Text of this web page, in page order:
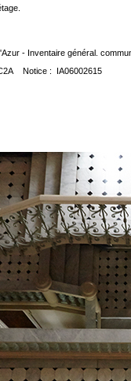
- Inventaire général.
Notice : IA06002615